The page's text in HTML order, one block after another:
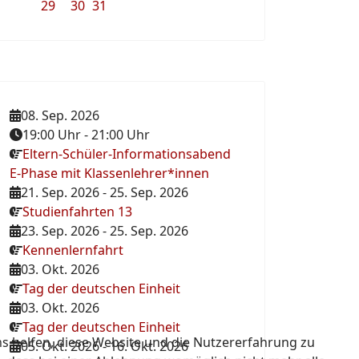
29
30 31
08. Sep. 2026
19:00 Uhr-21:00 Uhr
Eltern-Schüler-Informationsabend
E-Phase mit Klassenlehrer*innen
21. Sep. 2026-25. Sep. 2026
Studienfahrten 13
23. Sep. 2026-25. Sep. 2026
Kennenlernfahrt
03. Okt. 2026
Tag der deutschen Einheit
03. Okt. 2026
Tag der deutschen Einheit
05. Okt. 2026-16. Okt. 2026
helfen, diese Website und die Nutzererfahrung zu